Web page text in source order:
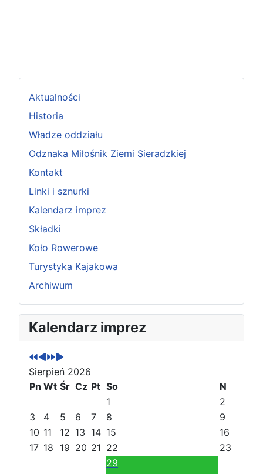
Aktualności
Historia
Władze oddziału
Odznaka Miłośnik Ziemi Sieradzkiej
Kontakt
Linki i sznurki
Kalendarz imprez
Składki
Koło Rowerowe
Turystyka Kajakowa
Archiwum
Kalendarz imprez
P
o
p
r
z
e
n
i
r
P
o
p
r
z
e
i
m
N
a
s
t
ę
p
y
r
o
N
a
s
t
ę
p
y
m
Sierpień 2026
Pn Wt Śr Cz Pt So
N
1
2
3
4 5 6 7 8
9
10 11 12 13 14 15
16
17 18 19 20 21 22
23
29